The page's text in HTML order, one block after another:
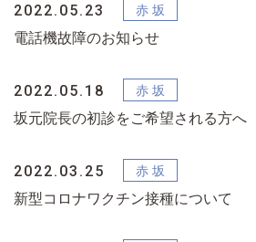
2022.05.23
電話機故障のお知らせ
2022.05.18
坂元院長の初診をご希望される方へ
2022.03.25
新型コロナワクチン接種について